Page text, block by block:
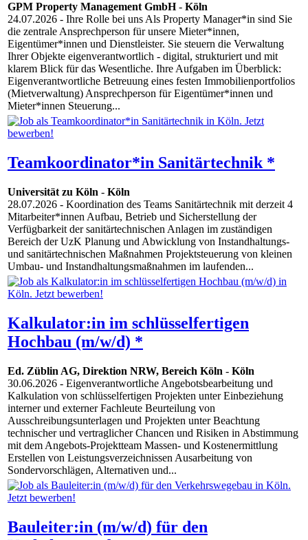
GPM Property Management GmbH- Köln
24.07.2026 - Ihre Rolle bei uns Als Property Manager*in sind Sie
die zentrale Ansprechperson für unsere Mieter*innen,
Eigentümer*innen und Dienstleister. Sie steuern die Verwaltung
Ihrer Objekte eigenverantwortlich - digital, strukturiert und mit
klarem Blick für das Wesentliche. Ihre Aufgaben im Überblick:
Eigenverantwortliche Betreuung eines festen Immobilienportfolios
(Mietverwaltung) Ansprechperson für Eigentümer*innen und
Mieter*innen Steuerung...
Teamkoordinator*in Sanitärtechnik *
Universität zu Köln - Köln
28.07.2026 - Koordination des Teams Sanitärtechnik mit derzeit 4
Mitarbeiter*innen Aufbau, Betrieb und Sicherstellung der
Verfügbarkeit der sanitärtechnischen Anlagen im zuständigen
Bereich der UzK Planung und Abwicklung von Instandhaltungs-
und sanitärtechnischen Maßnahmen Projektsteuerung von kleinen
Umbau- und Instandhaltungsmaßnahmen im laufenden...
Kalkulator:in im schlüsselfertigen
Hochbau (m/w/d) *
Ed. Züblin AG, Direktion NRW, Bereich Köln - Köln
30.06.2026 - Eigenverantwortliche Angebotsbearbeitung und
Kalkulation von schlüsselfertigen Projekten unter Einbeziehung
interner und externer Fachleute Beurteilung von
Ausschreibungsunterlagen und Projekten unter Beachtung
technischer und vertraglicher Chancen und Risiken in Abstimmung
mit dem Angebots-Projektteam Massen- und Kostenermittlung
Erstellen von Leistungsverzeichnissen Ausarbeitung von
Sondervorschlägen, Alternativen und...
Bauleiter:in (m/w/d) für den